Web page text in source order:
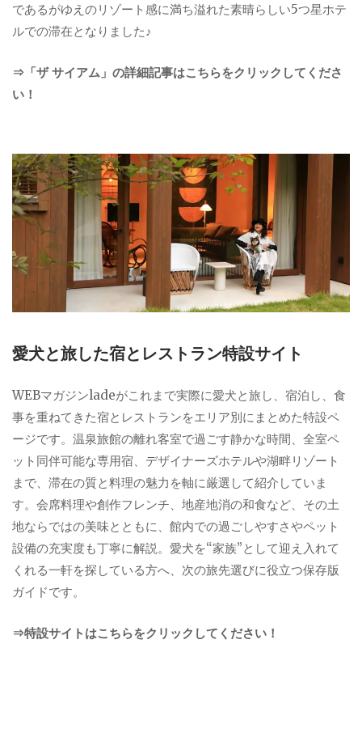
であるがゆえのリゾート感に満ち溢れた素晴らしい5つ星ホテ
ルでの滞在となりました♪
⇒「ザ サイアム」の詳細記事はこちらをクリックしてくださ
い！
愛犬と旅した宿とレストラン特設サイト
WEBマガジンladeがこれまで実際に愛犬と旅し、宿泊し、食
事を重ねてきた宿とレストランをエリア別にまとめた特設ペ
ージです。温泉旅館の離れ客室で過ごす静かな時間、全室ペ
ット同伴可能な専用宿、デザイナーズホテルや湖畔リゾート
まで、滞在の質と料理の魅力を軸に厳選して紹介していま
す。会席料理や創作フレンチ、地産地消の和食など、その土
地ならではの美味とともに、館内での過ごしやすさやペット
設備の充実度も丁寧に解説。愛犬を“家族”として迎え入れて
くれる一軒を探している方へ、次の旅先選びに役立つ保存版
ガイドです。
⇒特設サイトはこちらをクリックしてください！